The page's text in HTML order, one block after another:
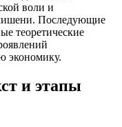
воли и
Последующие
теоретические
экономику.
и этапы